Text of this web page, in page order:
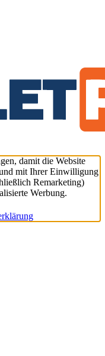
damit die Website
mit Ihrer Einwilligung
Remarketing)
Werbung.